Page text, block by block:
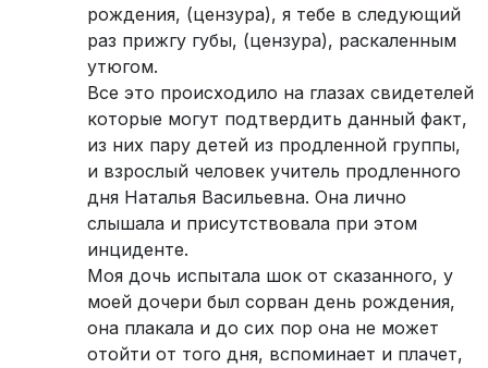
рождения, (цензура), я тебе в следующий
раз прижгу губы, (цензура), раскаленным
утюгом.
Все это происходило на глазах свидетелей
которые могут подтвердить данный факт,
из них пару детей из продленной группы,
и взрослый человек учитель продленного
дня Наталья Васильевна. Она лично
слышала и присутствовала при этом
инциденте.
Моя дочь испытала шок от сказанного, у
моей дочери был сорван день рождения,
она плакала и до сих пор она не может
отойти от того дня, вспоминает и плачет,